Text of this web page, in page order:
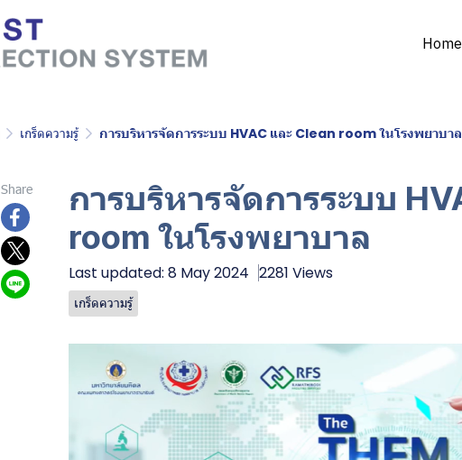
Home
เกร็ดความรู้ การบริหารจัดการระบบ HVAC และ Clean room ในโรงพยาบาล
Share
การบริหารจัดการระบบ
room ในโรงพยาบาล
Last updated: 8 May 2024 2281 Views
เกร็ดความรู้